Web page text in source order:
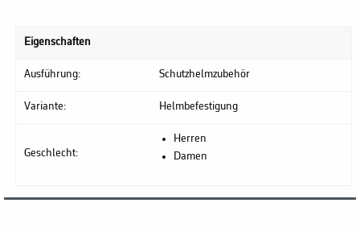
Eigenschaften
Ausführung: Schutzhelmzubehör
Variante: Helmbefestigung
Geschlecht:
Herren
Damen